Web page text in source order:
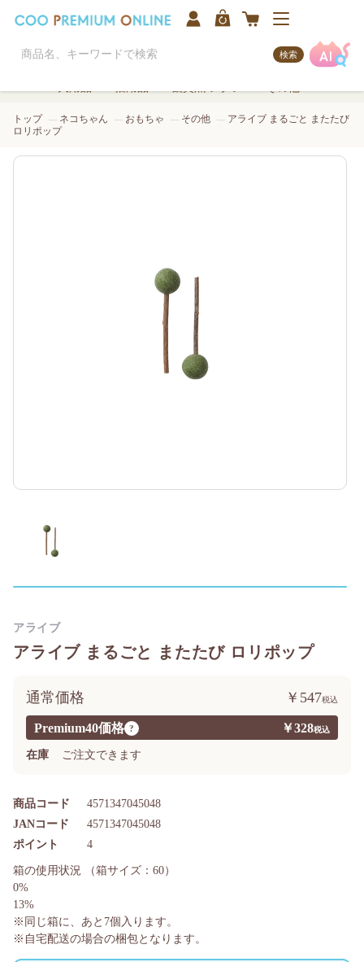
検索
トップ ネコちゃん おもちゃ その他
アライブ まるごと またたび
ロリポップ
アライブ まるごと またたび ロリポップ
Premium40価格 ? ￥328
通常価格 ￥547
在庫 ご注文できます
商品コード 4571347045048
ポイント 4
JANコード 4571347045048
アライブ
箱の使用状況
（箱サイズ：60）
0%
13%
※同じ箱に、あと 7個入ります。
※自宅配送の場合の梱包となります。